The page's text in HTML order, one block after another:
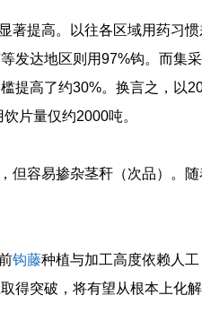
著提高。以往各区域用药习
发达地区则用97%钩。而集
提高了约30%。换言之，以
片量仅约2000吨。
但容易掺杂茎秆（次品）。
钩藤种植与加工高度依赖人
得突破，将有望从根本上化